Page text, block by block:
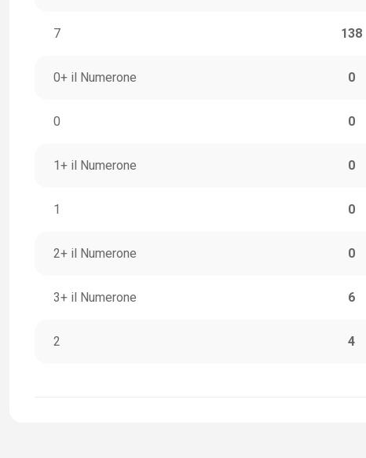
7 138
0+ il Numerone 0
0 0
1+ il Numerone 0
1 0
2+ il Numerone 0
3+ il Numerone 6
2 4